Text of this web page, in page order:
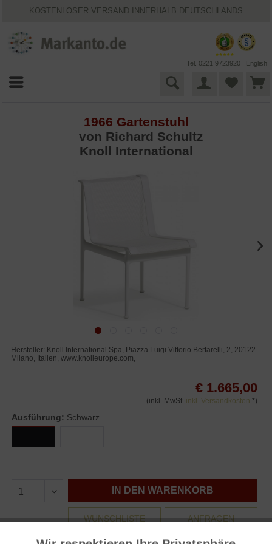
KOSTENLOSER VERSAND INNERHALB DEUTSCHLANDS
BESTPRICE-GARANTIE
Tel. 0221 9723920 English
1966 Gartenstuhl
von Richard Schultz
Knoll International
Hersteller: Knoll International Spa, Piazza Luigi Vittorio Bertarelli, 2, 20122
Milano, Italien, www.knolleurope.com,
€ 1.665,00
(inkl. MwSt. inkl. Versandkosten *)
Ausführung: Schwarz
IN DEN WARENKORB
WUNSCHLISTE ANFRAGEN
3% Skonto bei Vorkasse: € 1.615,05